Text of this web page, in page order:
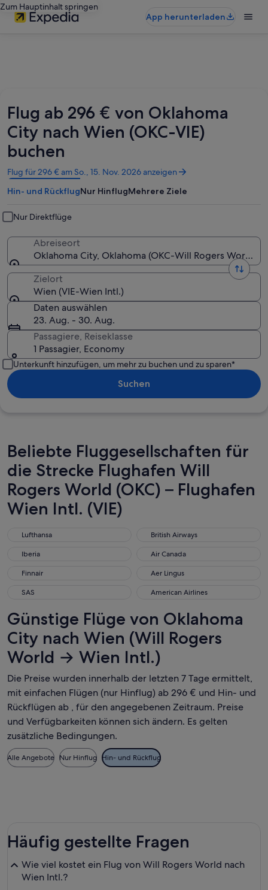
Zum Hauptinhalt springen
App herunterladen
Flug ab 296 € von Oklahoma
City nach Wien (OKC-VIE)
buchen
Flug für 296 € am So., 15. Nov. 2026 anzeigen
Wird
in
einem
Fenster
geöffnet
Hin- und RückflugNur HinflugMehrere Ziele
Nur Direktflüge
Abreiseort
Oklahoma City, Oklahoma (OKC-Will Rogers World)
Zielort
Wien (VIE-Wien Intl.)
Daten auswählen
23. Aug. - 30. Aug.
Passagiere, Reiseklasse
1 Passagier, Economy
Unterkunft hinzufügen, um mehr zu buchen und zu sparen*
Suchen
Beliebte Fluggesellschaften für
die Strecke Flughafen Will
Rogers World (OKC) – Flughafen
Wien Intl. (VIE)
Lufthansa
Lufthansa British Airways
British Airways
Iberia
Iberia Air Canada
Air Canada
Finnair
Finnair Aer Lingus
Aer Lingus
SAS
SAS American Airlines
American Airlines
Günstige Flüge von Oklahoma
City nach Wien (Will Rogers
World → Wien Intl.)
Die Preise wurden innerhalb der letzten 7 Tage ermittelt,
mit einfachen Flügen (nur Hinflug) ab 296 € und Hin- und
Rückflügen ab , für den angegebenen Zeitraum. Preise
und Verfügbarkeiten können sich ändern. Es gelten
zusätzliche Bedingungen.
Alle Angebote Nur Hinflug Hin- und Rückflug
Häufig gestellte Fragen
Wie viel kostet ein Flug von Will Rogers World nach
Wien Intl.?